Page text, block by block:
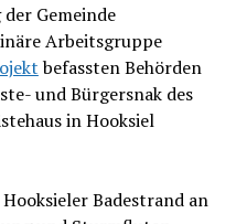
Gemeinde
Arbeitsgruppe
befassten Behörden
und Bürgersnak des
in Hooksiel
Badestrand an